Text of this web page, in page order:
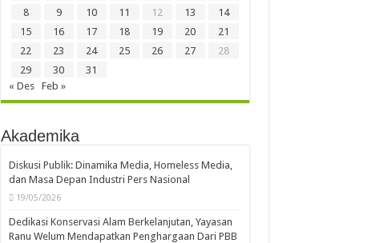
8
9 10 11 12 13
14
15
16 17 18 19 20
21
22
23 24 25 26 27
28
29
30
31
« Des
Feb »
Akademika
Diskusi Publik: Dinamika Media, Homeless Media,
dan Masa Depan Industri Pers Nasional
19/05/2026
Dedikasi Konservasi Alam Berkelanjutan, Yayasan
Ranu Welum Mendapatkan Penghargaan Dari PBB